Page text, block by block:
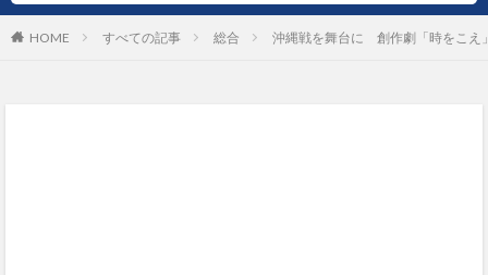
HOME すべての記事 総合 沖縄戦を舞台に 創作劇「時をこえ